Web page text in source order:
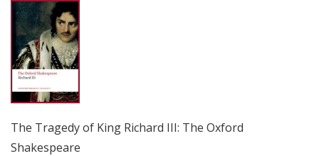
The Tragedy of King Richard III: The Oxford
Shakespeare